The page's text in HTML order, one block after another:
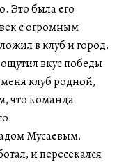
Это была его
с огромным
в клуб и город.
вкус победы
клуб родной,
что команда
Мусаевым.
и пересекался